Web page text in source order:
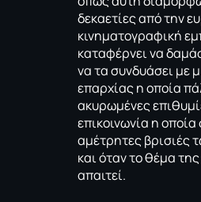
δεκαετίες από την
κινηματογραφική
καταφέρνει να
να τα συνδυάσει με
επαρχίας η οποία
ακυρωμένες
επικοινωνία η
αμέτρητες βρισιές
και όταν το θέμα
απαιτεί.